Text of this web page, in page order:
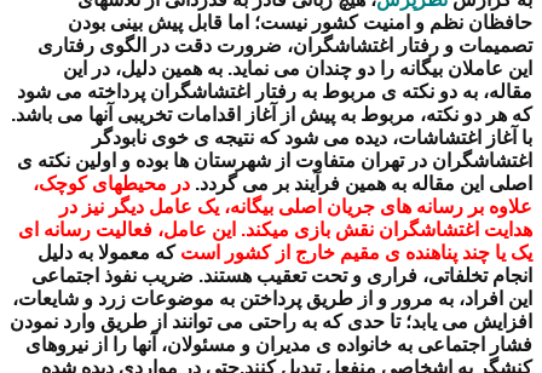
حافظان نظم و امنیت کشور نیست؛ اما قابل پیش بینی بودن
تصمیمات و رفتار اغتشاشگران، ضرورت دقت در الگوی رفتاری
این عاملان بیگانه را دو چندان می نماید. به همین دلیل، در این
مقاله، به دو نکته ی مربوط به رفتار اغتشاشگران پرداخته می شود
که هر دو نکته، مربوط به پیش از آغاز اقدامات تخریبی آنها می باشد.
با آغاز اغتشاشات، دیده می شود که نتیجه ی خوی نابودگر
اغتشاشگران در تهران متفاوت از شهرستان ها بوده و اولین نکته ی
اصلی این مقاله به همین فرآیند بر می گردد. در محیطهای کوچک،
علاوه بر رسانه های جریان اصلی بیگانه، یک عامل دیگر نیز در
هدایت اغتشاشگران نقش بازی میکند. این عامل، فعالیت رسانه ای
یک یا چند پناهنده ی مقیم خارج از کشور است که معمولا به دلیل
انجام تخلفاتی، فراری و تحت تعقیب هستند. ضریب نفوذ اجتماعی
این افراد، به مرور و از طریق پرداختن به موضوعات زرد و شایعات،
افزایش می یابد؛ تا حدی که به راحتی می توانند از طریق وارد نمودن
فشار اجتماعی به خانواده ی مدیران و مسئولان، آنها را از نیروهای
کنشگر به اشخاصی منفعل تبدیل کنند.حتی در مواردی دیده شده